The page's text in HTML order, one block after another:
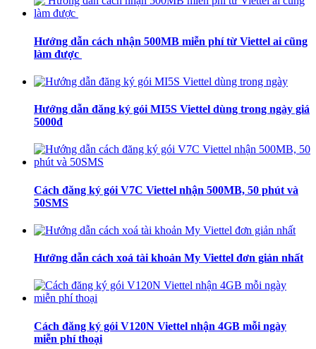
Hướng dẫn cách nhận 500MB miễn phí từ Viettel ai cũng
làm được
Hướng dẫn đăng ký gói MI5S Viettel dùng trong ngày giá
5000đ
Cách đăng ký gói V7C Viettel nhận 500MB, 50 phút và
50SMS
Hướng dẫn cách xoá tài khoản My Viettel đơn giản nhất
Cách đăng ký gói V120N Viettel nhận 4GB mỗi ngày
miễn phí thoại